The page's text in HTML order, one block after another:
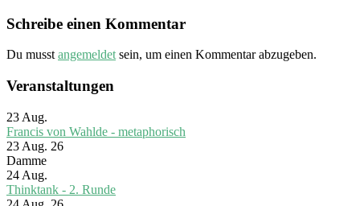
Schreibe einen Kommentar
Du musst angemeldet sein, um einen Kommentar abzugeben.
Veranstaltungen
23 Aug.
Francis von Wahlde - metaphorisch
23 Aug. 26
Damme
24 Aug.
Thinktank - 2. Runde